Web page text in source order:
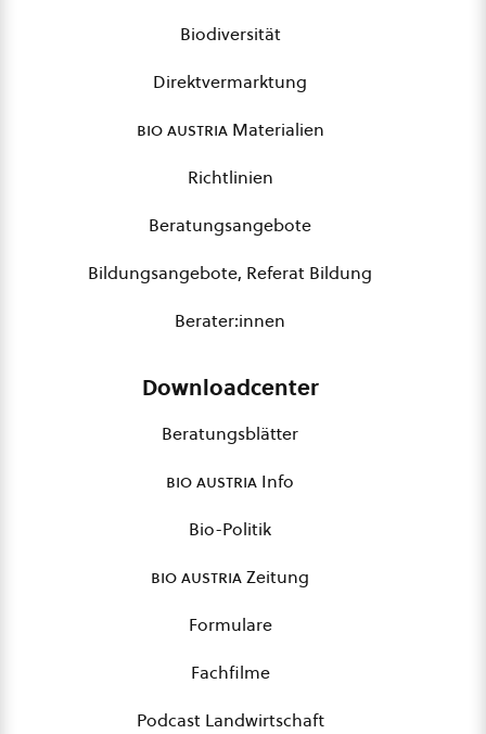
Biodiversität
Direktvermarktung
bio austriaMaterialien
Richtlinien
Beratungsangebote
Bildungsangebote, Referat Bildung
Berater:innen
Downloadcenter
Beratungsblätter
bio austria Info
Bio-Politik
bio austriaZeitung
Formulare
Fachfilme
Podcast Landwirtschaft